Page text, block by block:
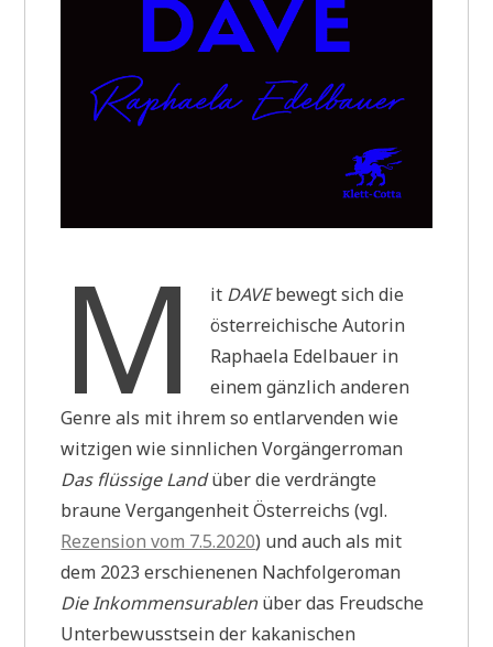
M it DAVEbewegt sich die
österreichische Autorin
Raphaela Edelbauer in
einem gänzlich anderen
Genre als mit ihrem so entlarvenden wie
witzigen wie sinnlichen Vorgängerroman
Das flüssige Landüber die verdrängte
braune Vergangenheit Österreichs (vgl.
Rezension vom 7.5.2020) und auch als mit
dem 2023 erschienenen Nachfolgeroman
Die Inkommensurablen über das Freudsche
Unterbewusstsein der kakanischen